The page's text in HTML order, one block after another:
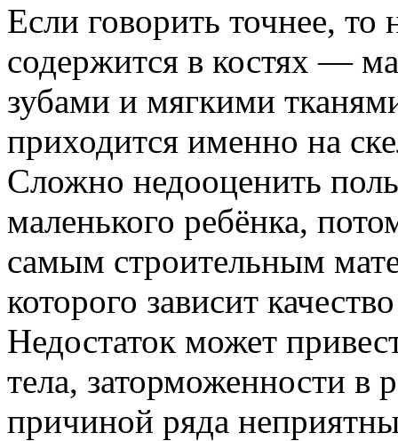
Если говорить точнее, то
содержится в костях —
зубами и мягкими
приходится именно на
Сложно недооценить
маленького ребёнка,
самым строительным
которого зависит
Недостаток может
тела, заторможенности в
причиной ряда